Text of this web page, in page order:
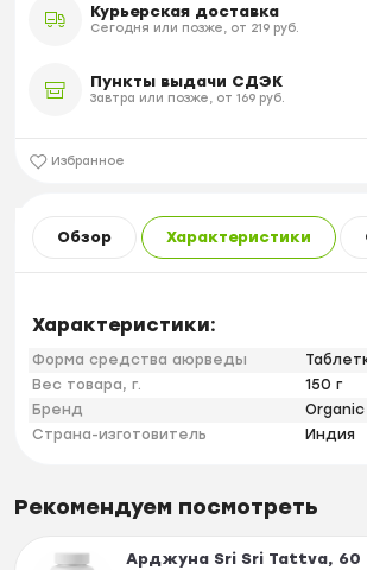
Курьерская доставка
Сегодня или позже, от 219 руб.
Пункты выдачи СДЭК
Завтра или позже, от 169 руб.
Избранное
Обзор Характеристики
Характеристики:
Форма средства аюрведы
Вес товара, г.
150 г
Бренд
Organic
Страна-изготовитель
Индия
Рекомендуем посмотреть
Арджуна Sri Sri Tattva, 60